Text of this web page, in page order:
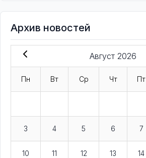
Архив новостей
Август 2026
Пн Вт Ср Чт Пт
3 4 5 6 7
10 11 12 13 14